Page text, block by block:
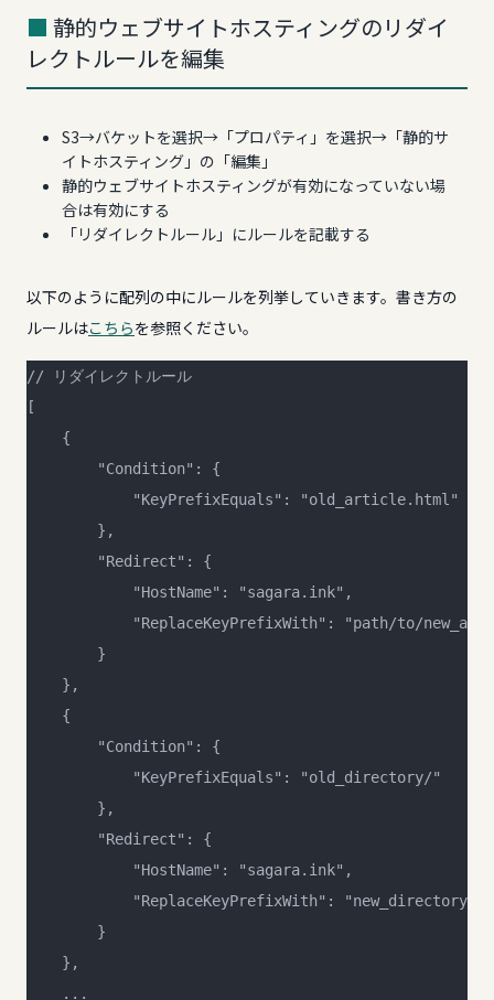
静的ウェブサイトホスティングのリダイ
レクトルールを編集
S3→バケットを選択→「プロパティ」を選択→「静的サ
イトホスティング」の「編集」
静的ウェブサイトホスティングが有効になっていない場
合は有効にする
「リダイレクトルール」にルールを記載する
以下のように配列の中にルールを列挙していきます。書き方の
ルールはこちらを参照ください。
// リダイレクトルール
[
    {
        "Condition": {
            "KeyPrefixEquals": "old_article.html"
        },
        "Redirect": {
            "HostName": "sagara.ink",
"ReplaceKeyPrefixWith": "path/to/
        }
    },
    {
        "Condition": {
            "KeyPrefixEquals": "old_directory/"
        },
        "Redirect": {
            "HostName": "sagara.ink",
            "ReplaceKeyPrefixWith": "new_directory/"
        }
    },
    ...